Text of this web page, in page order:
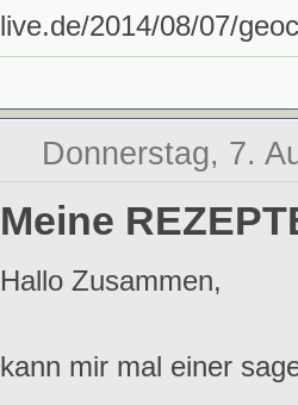
live.de/2014/08/07/
Donnerstag, 7.
Meine
Hallo Zusammen,
kann mir mal einer